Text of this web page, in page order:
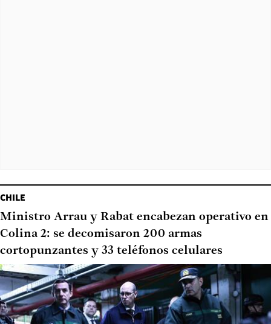
CHILE
Ministro Arrau y Rabat encabezan operativo en
Colina 2: se decomisaron 200 armas
cortopunzantes y 33 teléfonos celulares